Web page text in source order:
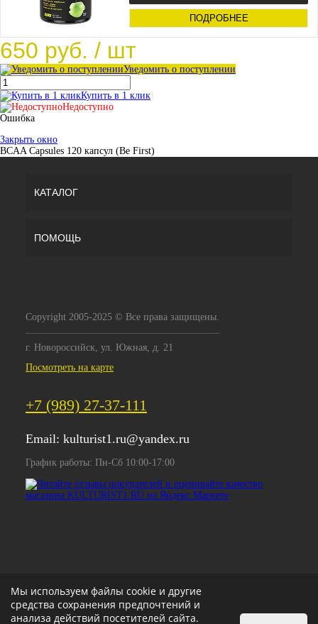
ПОДРОБНЕЕ
650 руб. / шт
Уведомить о поступлении
Купить в 1 клик
Недоступно
Ошибка
Закрыть окно
BCAA Capsules 120 капсул (Be First)
КАТАЛОГ
ПОМОЩЬ
Copyright 2005-2025 © Все права защищены.
г. Новороссийск, ул. Южная, д. 21
Посмотреть на карте
+7 (989) 27-37-111
Email: kulturist1.ru@yandex.ru
График работы: Пн-Сб 10:00-17:00
Мы используем файлы cookie и другие
средства сохранения предпочтений и
анализа действий посетителей сайта.